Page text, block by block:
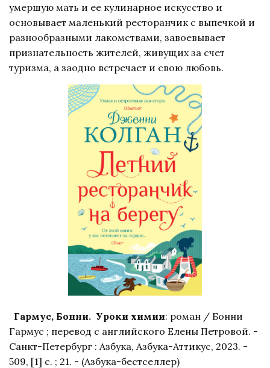
умершую мать и ее кулинарное искусство и
основывает маленький ресторанчик с выпечкой и
разнообразными лакомствами, завоевывает
признательность жителей, живущих за счет
туризма, а заодно встречает и свою любовь.
Гармус, Бонни. Уроки химии: роман / Бонни
Гармус ; перевод с английского Елены Петровой. -
Санкт-Петербург : Азбука, Азбука-Аттикус, 2023. -
509, [1] с. ; 21. - (Азбука-бестселлер)